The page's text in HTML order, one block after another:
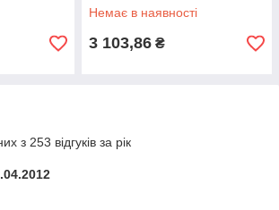
Немає в наявності
3 103,86 ₴
з 253 відгуків за рік